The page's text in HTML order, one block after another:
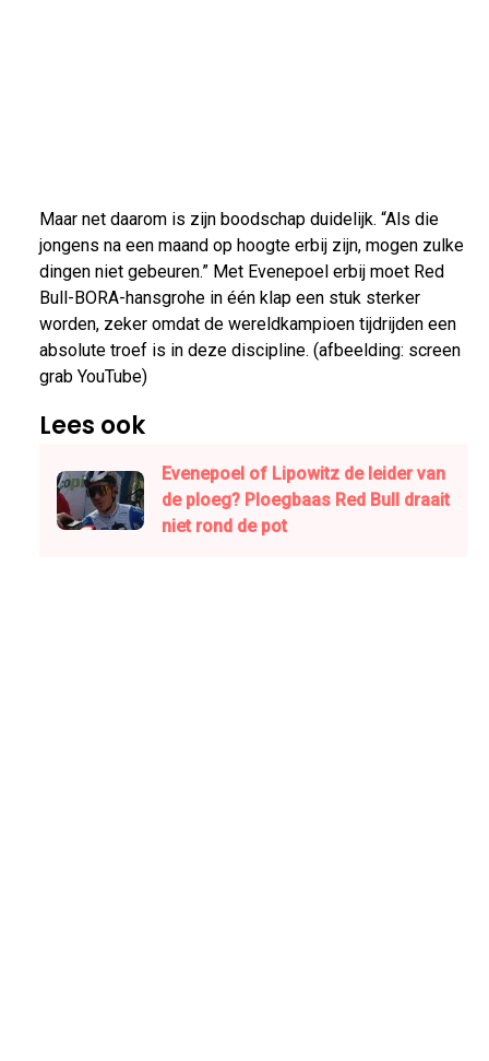
Maar net daarom is zijn boodschap duidelijk. “Als die
jongens na een maand op hoogte erbij zijn, mogen zulke
dingen niet gebeuren.” Met Evenepoel erbij moet Red
Bull-BORA-hansgrohe in één klap een stuk sterker
worden, zeker omdat de wereldkampioen tijdrijden een
absolute troef is in deze discipline. (afbeelding: screen
grab YouTube)
Lees ook
Evenepoel of Lipowitz de leider van
de ploeg? Ploegbaas Red Bull draait
niet rond de pot